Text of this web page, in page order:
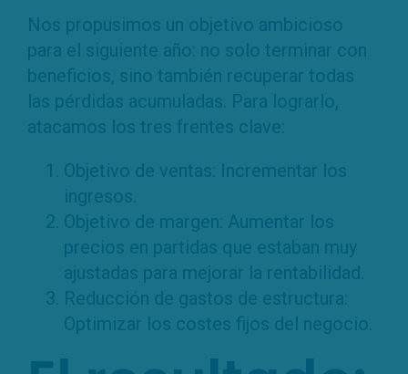
Nos propusimos un objetivo ambicioso
para el siguiente año: no solo terminar con
beneficios, sino también recuperar todas
las pérdidas acumuladas. Para lograrlo,
atacamos los tres frentes clave:
Objetivo de ventas: Incrementar los
ingresos.
Objetivo de margen: Aumentar los
precios en partidas que estaban muy
ajustadas para mejorar la rentabilidad.
Reducción de gastos de estructura:
Optimizar los costes fijos del negocio.